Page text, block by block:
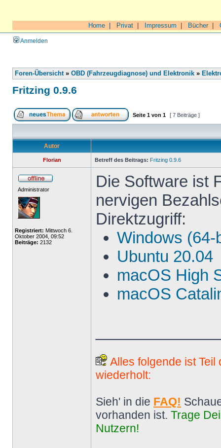
Home Privat Impressum Bücher|
Anmelden
Foren-Übersicht» OBD (Fahrzeugdiagnose) und Elektronik »
Fritzing 0.9.6
Seite 1 von 1 [ 7 Beiträge ]
Autor
Florian Betreff des Beitrags: Fritzing 0.9.6
Administrator
Registriert: Mittwoch 6.
Oktober 2004, 09:52
Beiträge: 2132
Die Software ist
nervigen
Direktzugriff:
Windows (64-
Ubuntu 20.04
macOS High
macOS
Alles folgende ist
wiederholt:
Sieh' in die FAQ!
vorhanden ist. Trage
Nutzern!